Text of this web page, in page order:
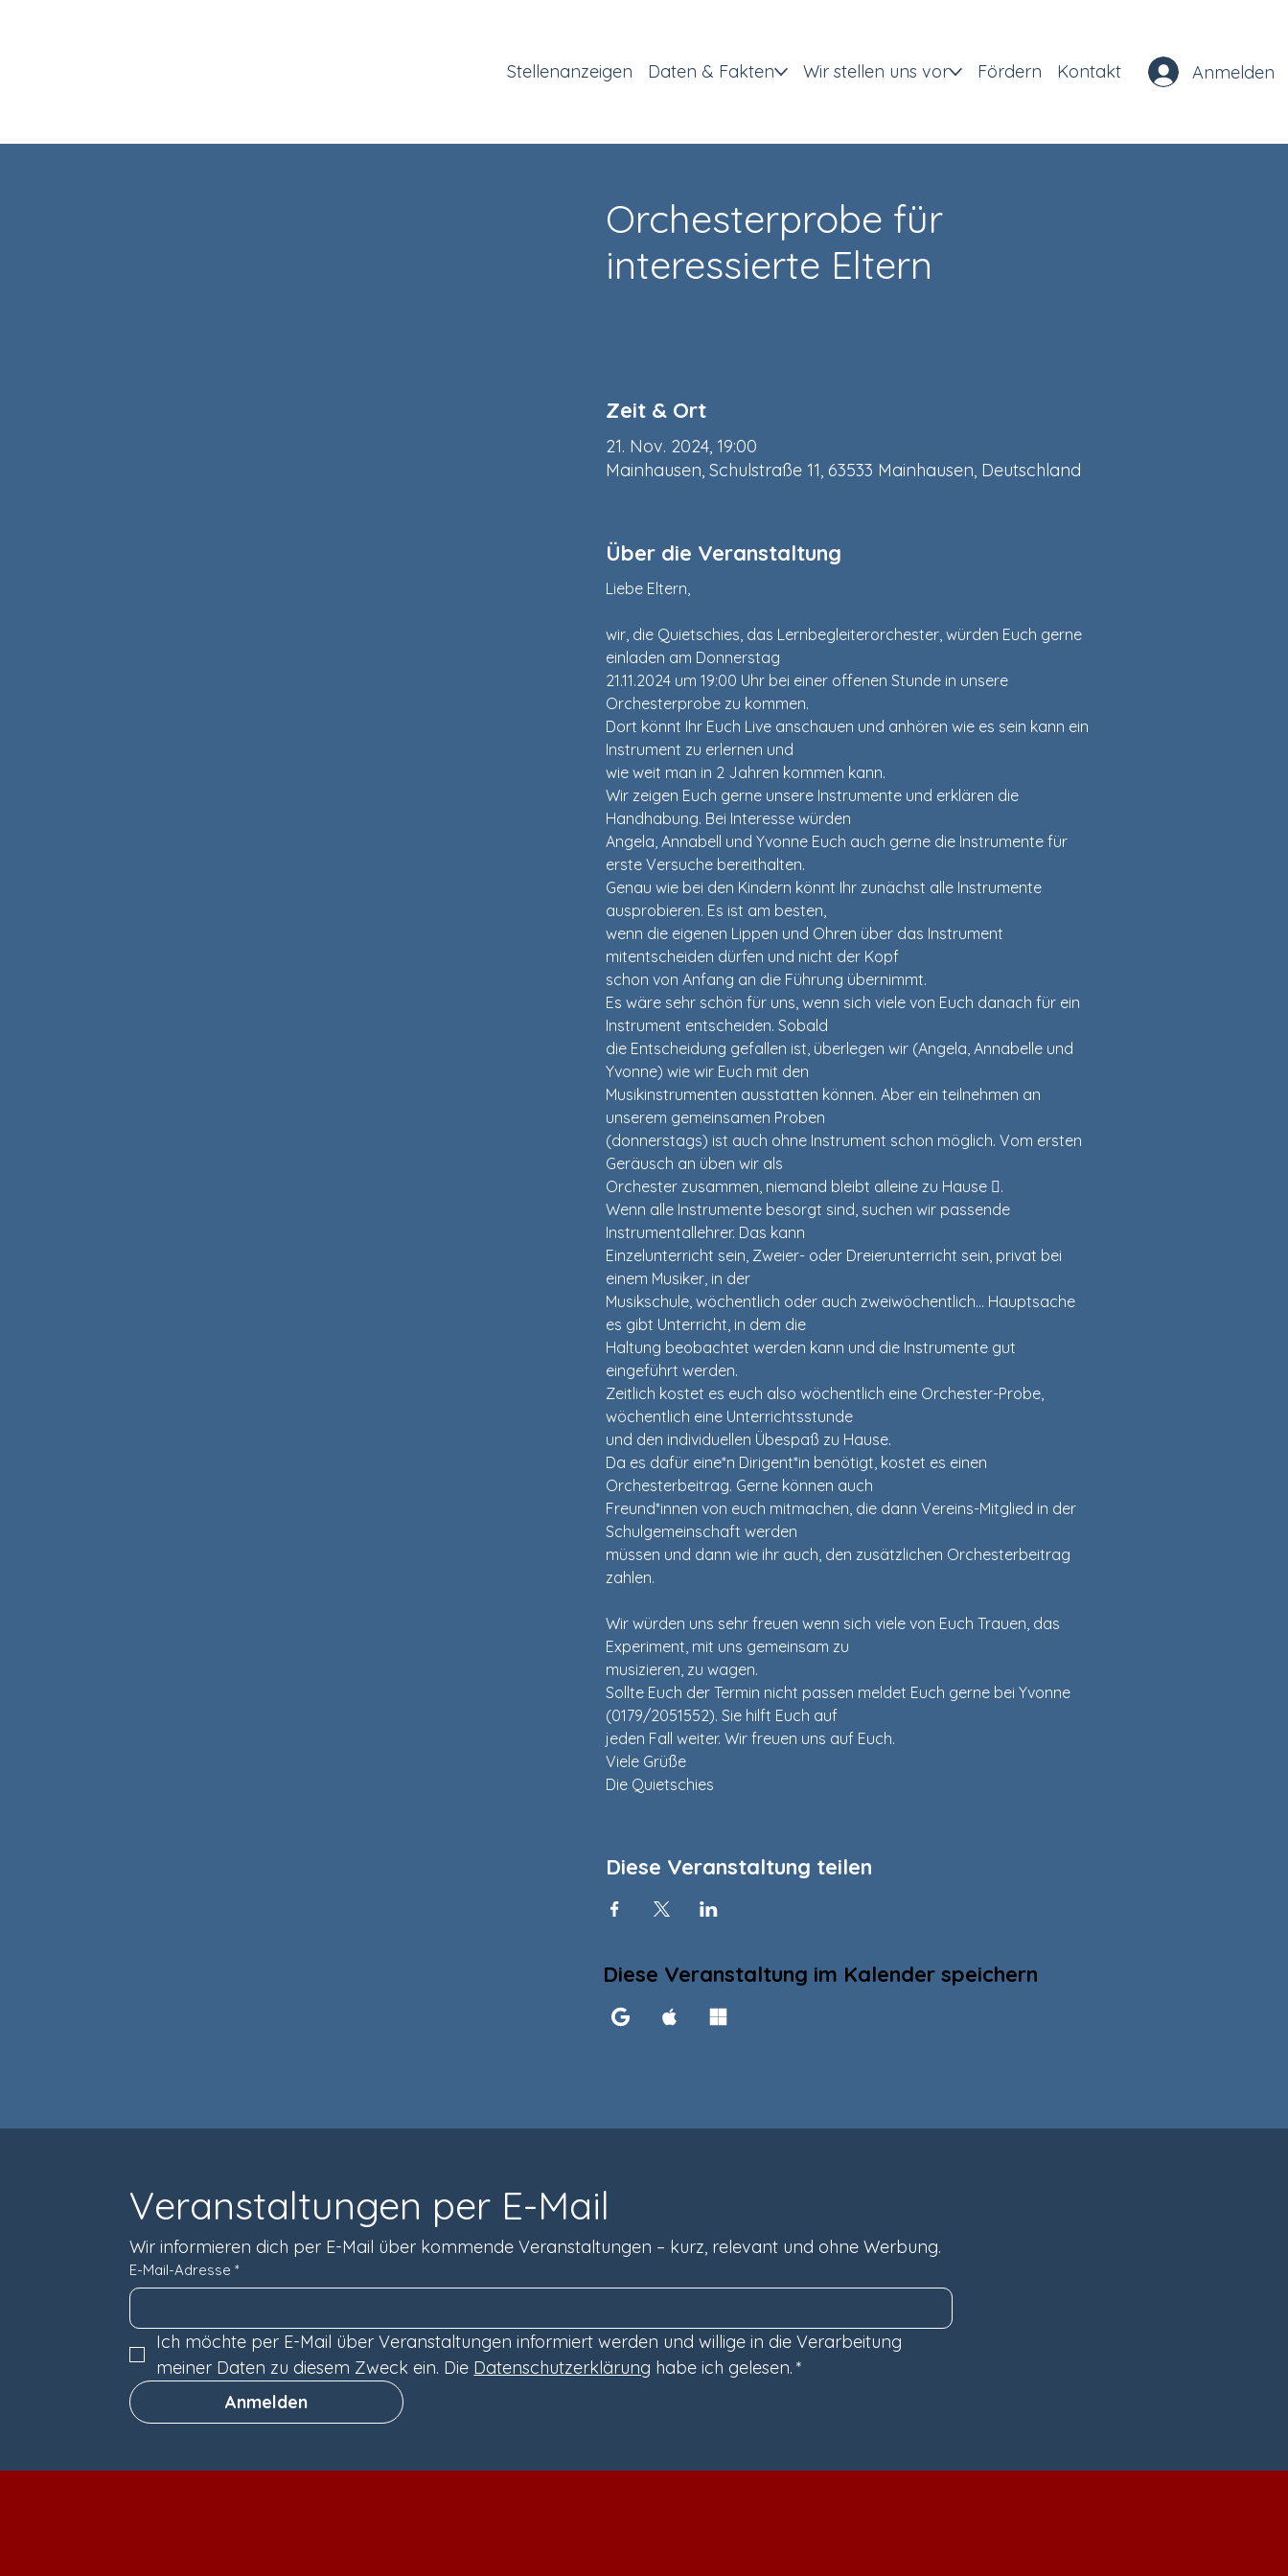
Stellenanzeigen Daten & Fakten Wir stellen uns vor Fördern Kontakt Anmelden
Orchesterprobe für
interessierte Eltern
Zeit & Ort
21. Nov. 2024, 19:00
Mainhausen, Schulstraße 11, 63533 Mainhausen, Deutschland
Über die Veranstaltung
Liebe Eltern,
wir, die Quietschies, das Lernbegleiterorchester, würden Euch gerne
einladen am Donnerstag
21.11.2024 um 19:00 Uhr bei einer offenen Stunde in unsere
Orchesterprobe zu kommen.
Dort könnt Ihr Euch Live anschauen und anhören wie es sein kann ein
Instrument zu erlernen und
wie weit man in 2 Jahren kommen kann.
Wir zeigen Euch gerne unsere Instrumente und erklären die
Handhabung. Bei Interesse würden
Angela, Annabell und Yvonne Euch auch gerne die Instrumente für
erste Versuche bereithalten.
Genau wie bei den Kindern könnt Ihr zunächst alle Instrumente
ausprobieren. Es ist am besten,
wenn die eigenen Lippen und Ohren über das Instrument
mitentscheiden dürfen und nicht der Kopf
schon von Anfang an die Führung übernimmt.
Es wäre sehr schön für uns, wenn sich viele von Euch danach für ein
Instrument entscheiden. Sobald
die Entscheidung gefallen ist, überlegen wir (Angela, Annabelle und
Yvonne) wie wir Euch mit den
Musikinstrumenten ausstatten können. Aber ein teilnehmen an
unserem gemeinsamen Proben
(donnerstags) ist auch ohne Instrument schon möglich. Vom ersten
Geräusch an üben wir als
Orchester zusammen, niemand bleibt alleine zu Hause .
Wenn alle Instrumente besorgt sind, suchen wir passende
Instrumentallehrer. Das kann
Einzelunterricht sein, Zweier- oder Dreierunterricht sein, privat bei
einem Musiker, in der
Musikschule, wöchentlich oder auch zweiwöchentlich… Hauptsache
es gibt Unterricht, in dem die
Haltung beobachtet werden kann und die Instrumente gut
eingeführt werden.
Zeitlich kostet es euch also wöchentlich eine Orchester-Probe,
wöchentlich eine Unterrichtsstunde
und den individuellen Übespaß zu Hause.
Da es dafür eine*n Dirigent*in benötigt, kostet es einen
Orchesterbeitrag. Gerne können auch
Freund*innen von euch mitmachen, die dann Vereins-Mitglied in der
Schulgemeinschaft werden
müssen und dann wie ihr auch, den zusätzlichen Orchesterbeitrag
zahlen.
Wir würden uns sehr freuen wenn sich viele von Euch Trauen, das
Experiment, mit uns gemeinsam zu
musizieren, zu wagen.
Sollte Euch der Termin nicht passen meldet Euch gerne bei Yvonne
(0179/2051552). Sie hilft Euch auf
jeden Fall weiter. Wir freuen uns auf Euch.
Viele Grüße
Die Quietschies
Diese Veranstaltung teilen
Diese Veranstaltung im Kalender speichern
Veranstaltungen per E-Mail
Wir informieren dich per E-Mail über kommende Veranstaltungen – kurz, relevant und ohne Werbung.
E-Mail-Adresse *
Ich möchte per E-Mail über Veranstaltungen informiert werden und willige in die Verarbeitung
meiner Daten zu diesem Zweck ein. Die Datenschutzerklärung habe ich gelesen. *
Anmelden